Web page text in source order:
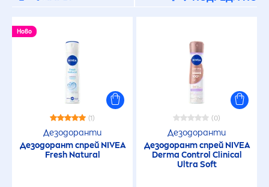
Ново
(1)
Дезодоранти
Дезодорант спрей NIVEA
Fresh Natural
(0)
Дезодоранти
Дезодорант спрей NIVEA
Derma Control Clinical
Ultra Soft